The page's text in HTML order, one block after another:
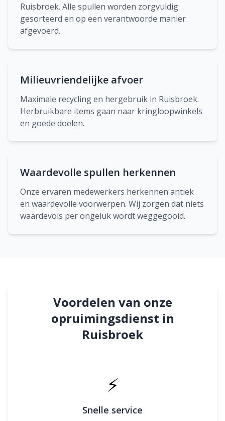
Ruisbroek. Alle spullen worden zorgvuldig
gesorteerd en op een verantwoorde manier
afgevoerd.
Milieuvriendelijke afvoer
Maximale recycling en hergebruik in Ruisbroek.
Herbruikbare items gaan naar kringloopwinkels
en goede doelen.
Waardevolle spullen herkennen
Onze ervaren medewerkers herkennen antiek
en waardevolle voorwerpen. Wij zorgen dat niets
waardevols per ongeluk wordt weggegooid.
Voordelen van onze
opruimingsdienst in
Ruisbroek
⚡
Snelle service